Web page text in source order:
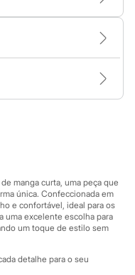
manga curta, uma peça que
única. Confeccionada em
e confortável, ideal para os
uma excelente escolha para
um toque de estilo sem
detalhe para o seu